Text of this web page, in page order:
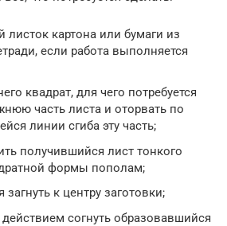
листок картона или бумаги из
если работа выполняется
квадрат, для чего потребуется
часть листа и оторвать по
линии сгиба эту часть;
получившийся лист тонкого
формы пополам;
загнуть к центру заготовки;
согнуть образовавшийся